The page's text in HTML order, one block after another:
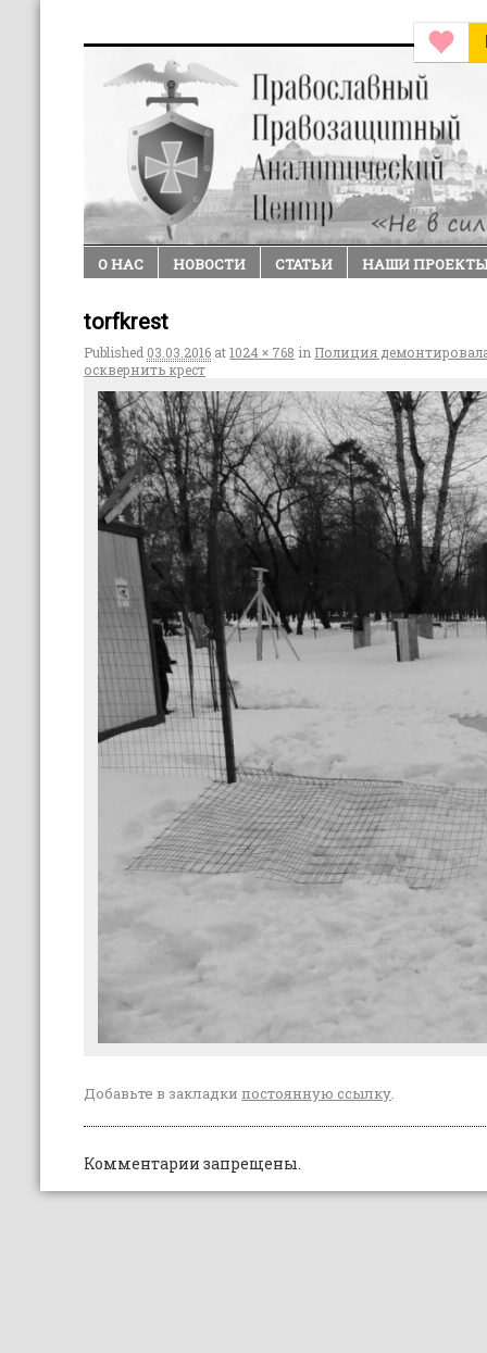
О НАС НОВОСТИ СТАТЬИ НАШИ
torfkrest
Published 03.03.2016 at1024 × 768 in Полиция
осквернить крест
Добавьте в закладкипостоянную ссылку.
Комментарии запрещены.